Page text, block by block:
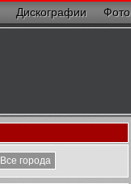
Дискографии Фото
Все города